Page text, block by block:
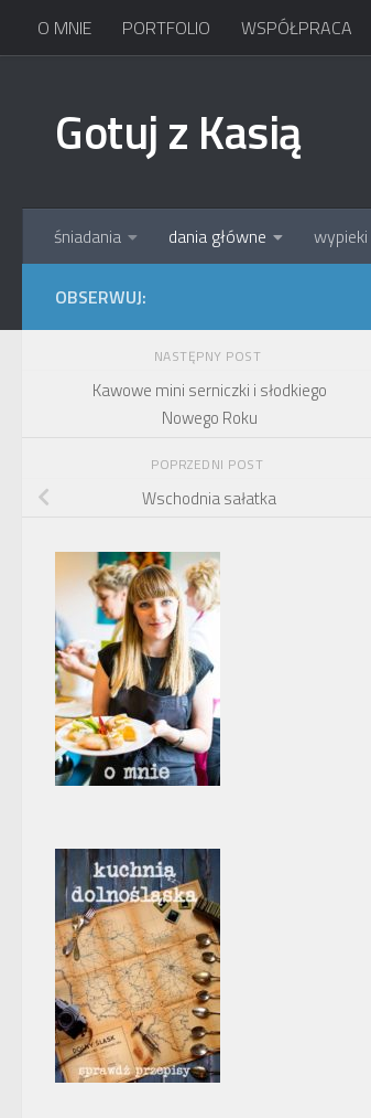
Skip to content
O MNIE PORTFOLIO WSPÓŁPRACA
Gotuj z Kasią
śniadania dania główne
OBSERWUJ:
NASTĘPNY POST
Kawowe mini serniczki i słodkiego
Nowego Roku
POPRZEDNI POST
Wschodnia sałatka